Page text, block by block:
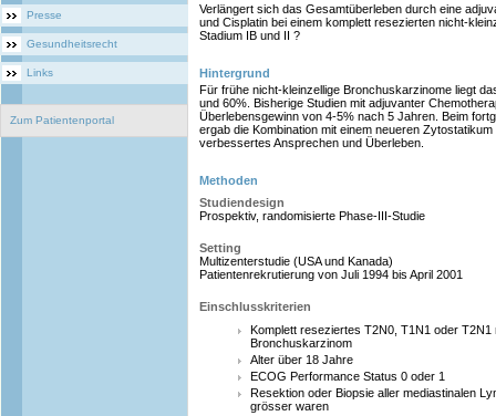
Presse
Gesundheitsrecht
Links
Zum Patientenportal
Verlängert sich das Gesamtüberleben durch eine
und Cisplatin bei einem komplett resezierten nicht-
Stadium IB und II ?
Hintergrund
Für frühe nicht-kleinzellige Bronchuskarzinome liegt
und 60%. Bisherige Studien mit adjuvanter
Überlebensgewinn von 4-5% nach 5 Jahren. Beim
ergab die Kombination mit einem neueren
verbessertes Ansprechen und Überleben.
Methoden
Studiendesign
Prospektiv, randomisierte Phase-III-Studie
Setting
Multizenterstudie (USA und Kanada)
Patientenrekrutierung von Juli 1994 bis April 2001
Einschlusskriterien
Komplett reseziertes T2N0, T1N1 oder T2N1
Bronchuskarzinom
Alter über 18 Jahre
ECOG Performance Status 0 oder 1
Resektion oder Biopsie aller mediastinalen
grösser waren